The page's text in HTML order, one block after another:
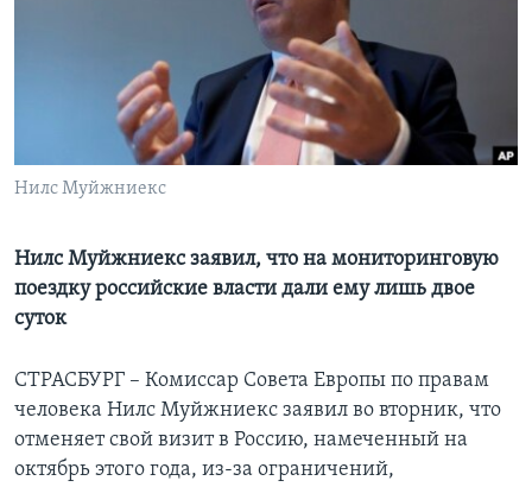
СОЦИАЛЬНЫЕ СЕТИ
Нилс Муйжниекс
Нилс Муйжниекс заявил, что на мониторинговую
поездку российские власти дали ему лишь двое
суток
СТРАСБУРГ – Комиссар Совета Европы по правам
человека Нилс Муйжниекс заявил во вторник, что
отменяет свой визит в Россию, намеченный на
октябрь этого года, из-за ограничений,